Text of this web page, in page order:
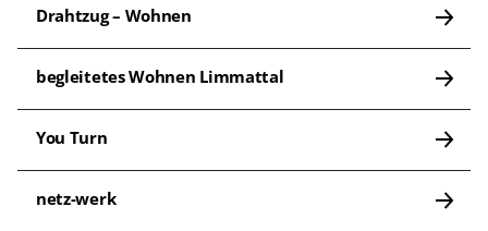
Drahtzug – Wohnen
begleitetes Wohnen Limmattal
You Turn
netz-werk